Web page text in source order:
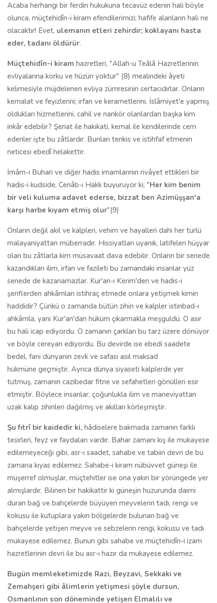
Acaba herhangi bir ferdin hukukuna tecavüz edenin hali böyle
olunca, müçtehidîn-i kiram efendilerimizi; hafife alanların hali ne
olacaktır! Evet, ulemanın etleri zehirdir; koklayanı hasta
eder, tadanı öldürür.
Müçtehidîn-i kiram hazretleri, "Allah-u Teâlâ Hazretlerinin
evliyalarına korku ve hüzün yoktur" (8) mealindeki âyeti
kelimesiyle müjdelenen evliya zümresinin sertacıdırlar. Onların
kemalat ve feyizlerini; irfan ve kerametlerini, İslâmiyet'e yapmış
oldukları hizmetlerini, cahil ve nankör olanlardan başka kim
inkâr edebi­lir? Şeriat ile hakikati, kemal ile kendilerinde cem
edenler işte bu zâtlardır. Bunları tenkis ve istihfaf etmenin
neticesi ebedî helakettir.
İmâm-ı Buhari ve diğer hadis imamlarının rivâyet ettikleri bir
hadis-i kudside, Cenâb-ı Hakk buyuruyor ki; "Her kim benim
bir veli kuluma adavet ederse, bizzat ben Azimüşşan'a
karşı harbe kıyam etmiş olur"(9)
Onların değil akıl ve kalpleri, vehim ve hayalleri dahi her türlü
malaya­niyattan müberradır. Hissiyatları uyanık, latifeleri hüşyar
olan bu zâtlarla kim müsavaat dava edebilir. Onların bir senede
kazandıkları ilim, irfan ve fazileti bu zamandaki insanlar yüz
senede de kazanamazlar. Kur'an-ı Ke­rim'den ve hadis-i
şeriflerden ahkâmları istihraç etmede onlara yetişmek ki­min
haddidir? Çünkü o zamanda bütün zihin ve kalpler istinbad-ı
ahkâmla, yani Kur'an'dan hüküm çıkarmakla meşguldü. O asır
bu hali icap ediyordu. O zamanın çarkları bu tarz üzere dönüyor
ve böyle cereyan ediyordu. Bu devirde ise ebedi saadete
bedel, fani dünyanın zevk ve safası asıl maksad
hükmüne geçmiştir. Ayrıca dünya siyaseti kalplerde yer
tutmuş, zamanın cazibedar fitne ve sefahetleri gönülleri esir
etmiştir. Böylece insanlar, ço­ğunlukla ilim ve maneviyattan
uzak kalıp zihinleri dağılmış ve akılları kör­leşmiştir.
Şu fıtrî bir kaidedir ki, hâdiselere bakmada zamanın farklı
tesirleri, feyz ve faydaları vardır. Bahar zamanı kış ile mukayese
edilemeyeceği gibi, asr-ı saadet, sahabe ve tabiin devri de bu
zamana kıyas edilemez. Sahabe-i ki­ram nübüvvet güneşi ile
müşerref olmuşlar, müçtehitler ise ona yakın bir yörüngede yer
almışlardır. Bilinen bir hakikattir ki güneşin huzurunda da­imi
duran bağ ve bahçelerde büyüyen meyvelerin tadı, rengi ve
kokusu ile kutuplara yakın bölgelerde bulunan bağ ve
bahçelerde yetişen meyve ve sebzelerin rengi, kokusu ve tadı
mukayese edilemez. Bunun gibi sahabe ve müçtehidîn-i izam
hazretlerinin devri ile bu asr-ı hazır da mukayese edile­mez.
Bugün memleketimizde Razi, Beyzavi, Sekkaki ve
Zemahşeri gibi âlimlerin yetişmesi şöyle dursun,
Osmanlının son döneminde yetişen Elmalı­lı ve